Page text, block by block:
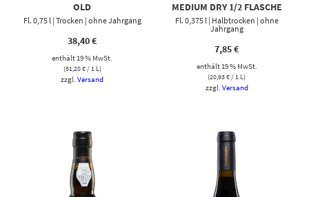
OLD
Fl. 0,75 l | Trocken | ohne Jahrgang
38,40€
enthält 19 % MwSt.
(51,20€/ 1 L)
zzgl.Versand
MEDIUM DRY 1/2 FLASCHE
Fl. 0,375 l | Halbtrocken | ohne
Jahrgang
7,85€
enthält 19 % MwSt.
(20,93€/ 1 L)
zzgl. Versand